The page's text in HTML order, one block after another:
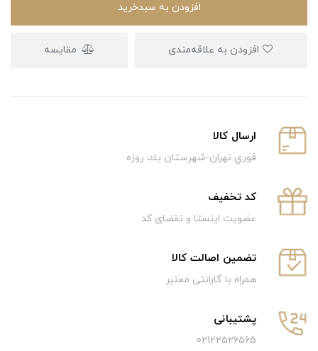
افزودن به سبدخرید
مقایسه
ارسال كالا
فوري تهران-شهرستان يك روزه
كد تخفيف
عضویت اینستا و تقضای کد
تضمین اصالت کالا
همراه با گارانتی معتبر
پشتیبانی
02122526565